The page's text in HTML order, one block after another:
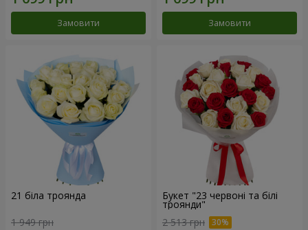
Замовити Замовити
21 біла троянда
1 949 грн
Букет "23 червоні та білі
троянди"
2 513 грн